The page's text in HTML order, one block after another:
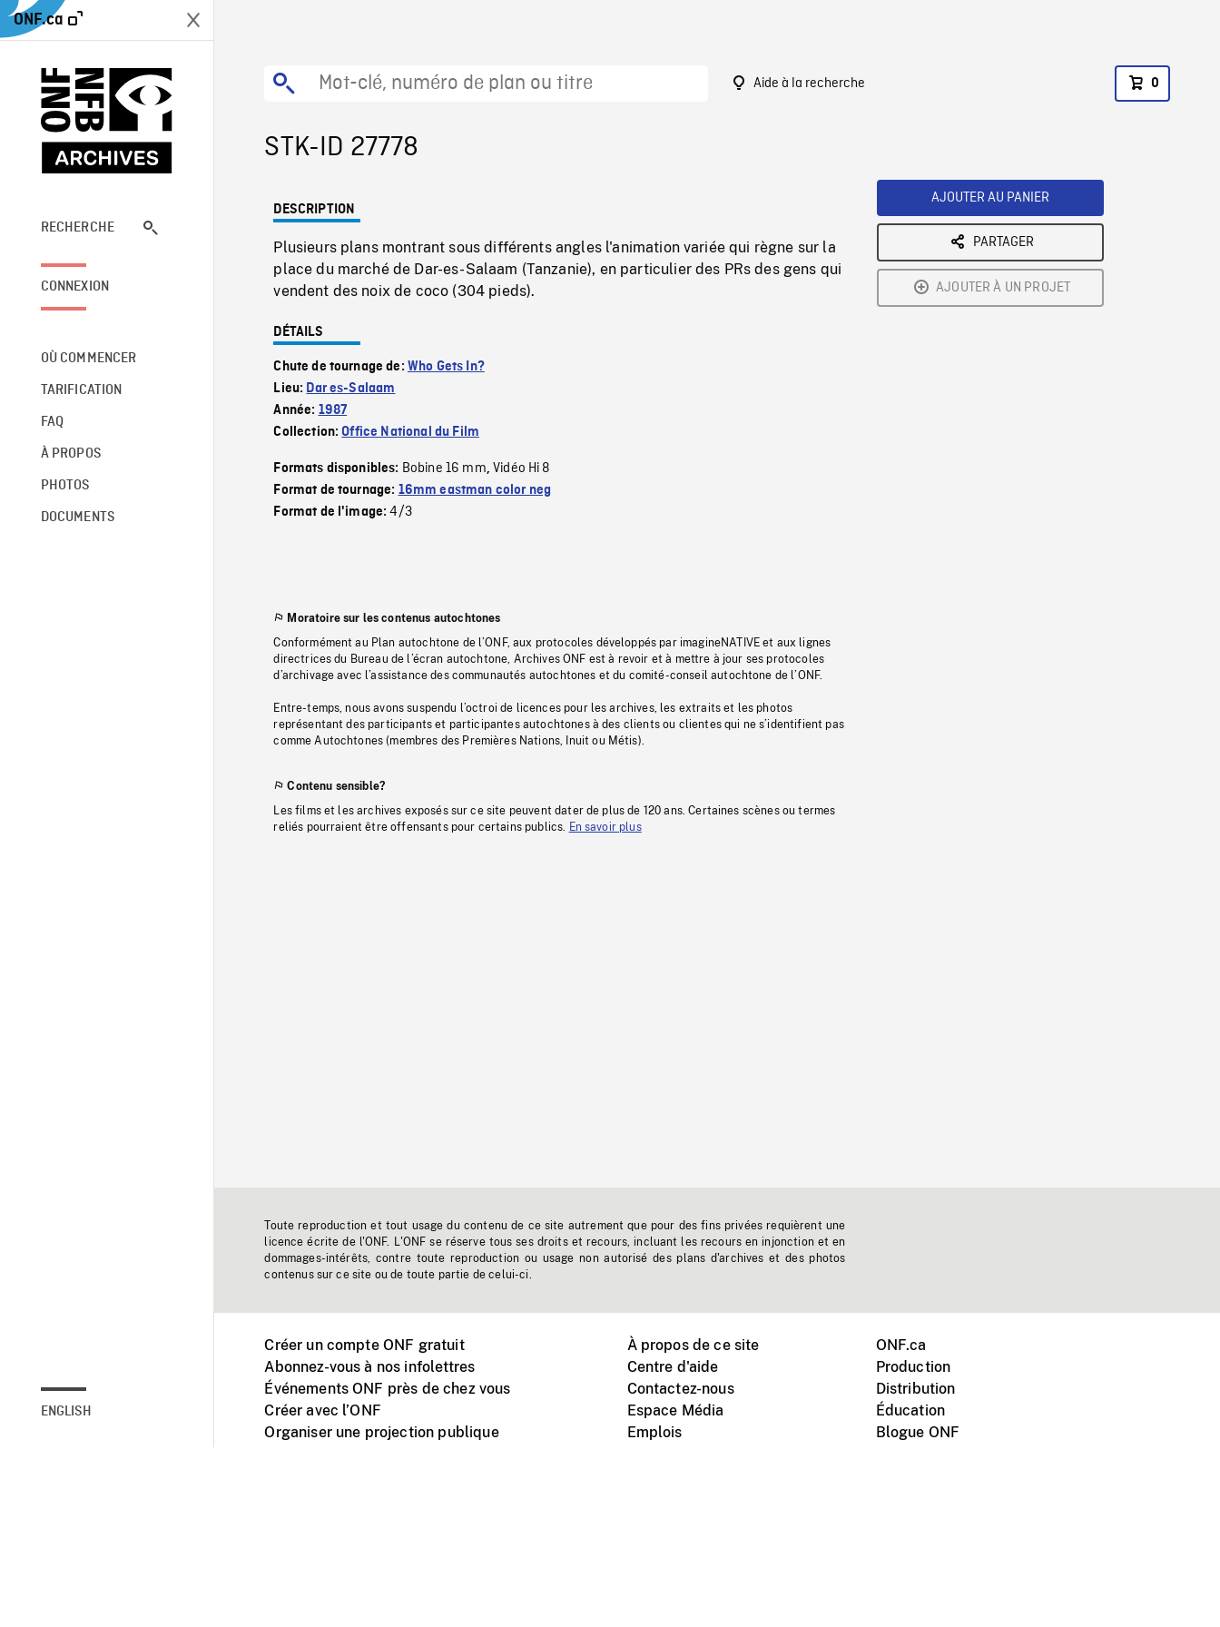
ONF.ca
RECHERCHE
CONNEXION
OÙ COMMENCER
TARIFICATION
FAQ
À PROPOS
PHOTOS
DOCUMENTS
ENGLISH
Aide à la recherche 0
STK-ID 27778
DESCRIPTION
Plusieurs plans montrant sous différents angles l'animation variée qui règne sur la
place du marché de Dar-es-Salaam (Tanzanie), en particulier des PRs des gens qui
vendent des noix de coco (304 pieds).
DÉTAILS
Chute de tournage de: Who Gets In?
Lieu: Dar es-Salaam
Année: 1987
Collection:Office National du Film
Formats disponibles: Bobine 16 mm,Vidéo Hi 8
Format de tournage: 16mm eastman color neg
Format de l'image:4/3
Moratoire sur les contenus autochtones
Conformément au Plan autochtone de l’ONF, aux protocoles développés par imagineNATIVE et aux lignes
directrices du Bureau de l’écran autochtone, Archives ONF est à revoir et à mettre à jour ses protocoles
d’archivage avec l’assistance des communautés autochtones et du comité-conseil autochtone de l’ONF.
Entre-temps, nous avons suspendu l’octroi de licences pour les archives, les extraits et les photos
représentant des participants et participantes autochtones à des clients ou clientes qui ne s’identifient pas
comme Autochtones (membres des Premières Nations, Inuit ou Métis).
Contenu sensible?
Les films et les archives exposés sur ce site peuvent dater de plus de 120 ans. Certaines scènes ou termes
reliés pourraient être offensants pour certains publics. En savoir plus
AJOUTER AU PANIER
PARTAGER
AJOUTER À UN PROJET
Toute reproduction et tout usage du contenu de ce site autrement que pour des fins privées requièrent une
licence écrite de l'ONF. L'ONF se réserve tous ses droits et recours, incluant les recours en injonction et en
dommages-intérêts, contre toute reproduction ou usage non autorisé des plans d'archives et des photos
contenus sur ce site ou de toute partie de celui-ci.
Créer un compte ONF gratuit
Abonnez-vous à nos infolettres
Événements ONF près de chez vous
Créer avec l’ONF
Organiser une projection publique
À propos de ce site
Centre d'aide
Contactez-nous
Espace Média
Emplois
ONF.ca
Production
Distribution
Éducation
Blogue ONF